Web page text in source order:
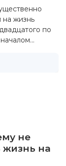
на жизнь
по
не
жизнь на